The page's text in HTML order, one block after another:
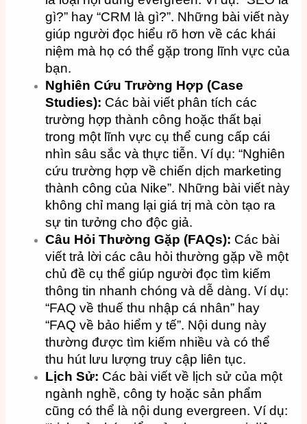
gì?” hay “CRM là gì?”. Những bài viết này
giúp người đọc hiểu rõ hơn về các khái
niệm mà họ có thể gặp trong lĩnh vực của
bạn.
Nghiên Cứu Trường Hợp (Case
Studies): Các bài viết phân tích các
trường hợp thành công hoặc thất bại
trong một lĩnh vực cụ thể cung cấp cái
nhìn sâu sắc và thực tiễn. Ví dụ: “Nghiên
cứu trường hợp về chiến dịch marketing
thành công của Nike”. Những bài viết này
không chỉ mang lại giá trị mà còn tạo ra
sự tin tưởng cho độc giả.
Câu Hỏi Thường Gặp (FAQs): Các bài
viết trả lời các câu hỏi thường gặp về một
chủ đề cụ thể giúp người đọc tìm kiếm
thông tin nhanh chóng và dễ dàng. Ví dụ:
“FAQ về thuế thu nhập cá nhân” hay
“FAQ về bảo hiểm y tế”. Nội dung này
thường được tìm kiếm nhiều và có thể
thu hút lưu lượng truy cập liên tục.
Lịch Sử: Các bài viết về lịch sử của một
ngành nghề, công ty hoặc sản phẩm
cũng có thể là nội dung evergreen. Ví dụ: